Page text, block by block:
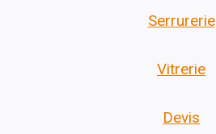
Serrurerie
Vitrerie
Devis